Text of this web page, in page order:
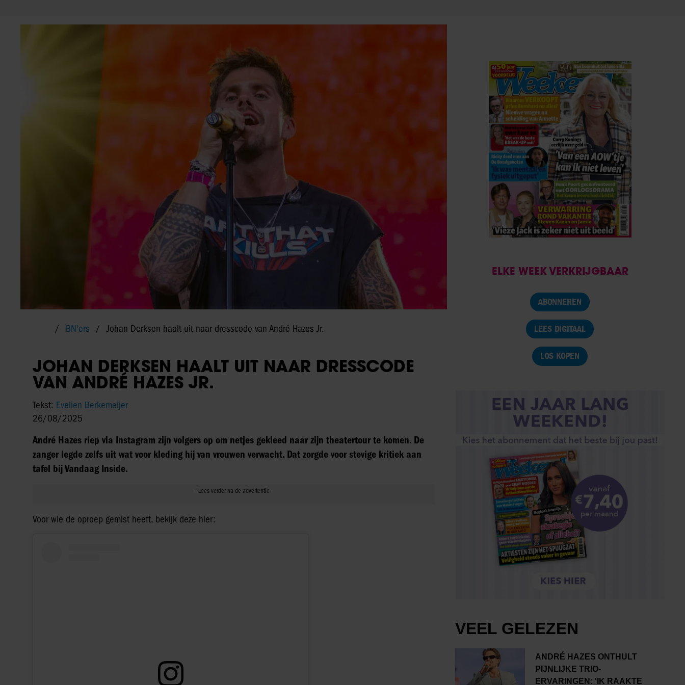
BN'ers Johan Derksen haalt uit naar dresscode van André Hazes Jr.
JOHAN DERKSEN HAALT UIT NAAR DRESSCODE
VAN ANDRÉ HAZES JR.
Tekst: Evelien Berkemeijer
26/08/2025
André Hazes riep via Instagram zijn volgers op om netjes gekleed naar zijn theatertour te komen. De
zanger legde zelfs uit wat voor kleding hij van vrouwen verwacht. Dat zorgde voor stevige kritiek aan
tafel bij Vandaag Inside.
Voor wie de oproep gemist heeft, bekijk deze hier:
ELKE WEEK VERKRIJGBAAR
ABONNEREN
LEES DIGITAAL
LOS KOPEN